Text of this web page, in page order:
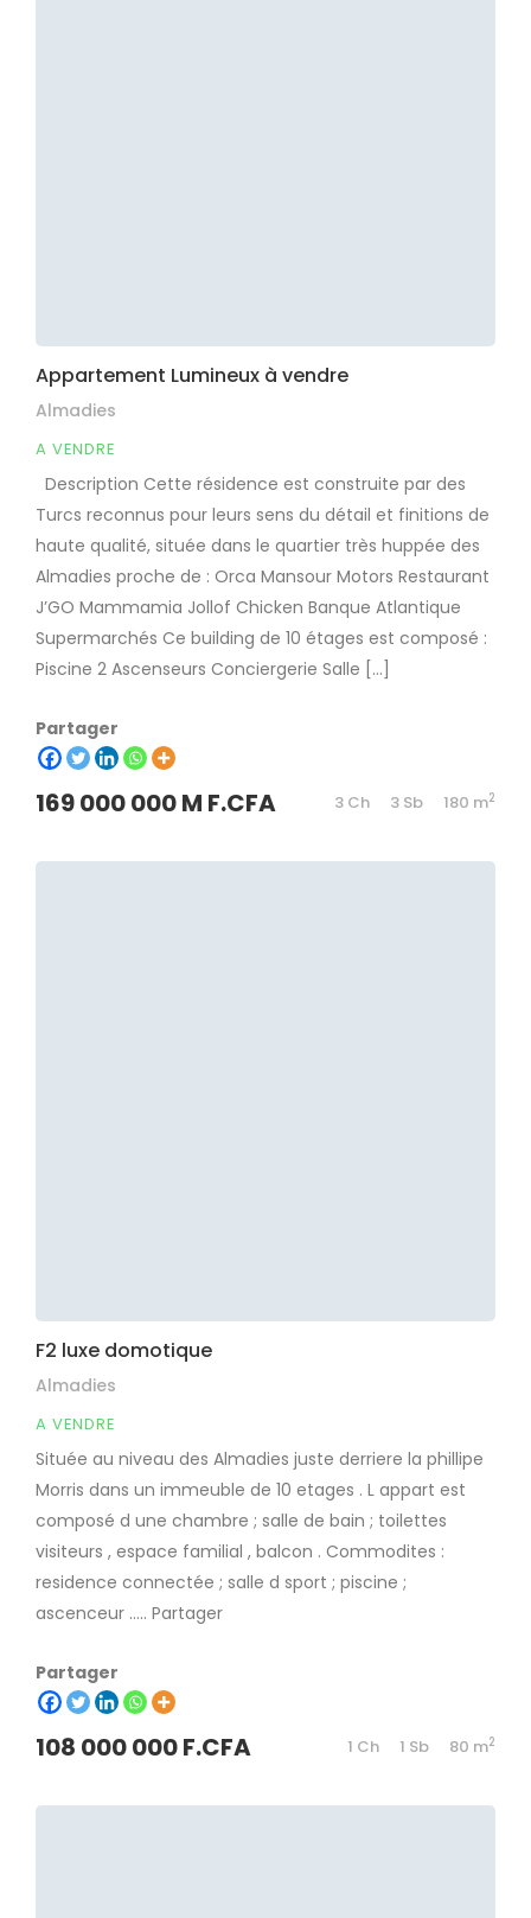
Appartement Lumineux à vendre
Almadies
A VENDRE
Description Cette résidence est construite par des
Turcs reconnus pour leurs sens du détail et finitions de
haute qualité, située dans le quartier très huppée des
Almadies proche de : Orca Mansour Motors Restaurant
J’GO Mammamia Jollof Chicken Banque Atlantique
Supermarchés Ce building de 10 étages est composé :
Piscine 2 Ascenseurs Conciergerie Salle […]
Partager
169 000 000 M F.CFA 3 Ch 3 Sb 180 m2
F2 luxe domotique
Almadies
A VENDRE
Située au niveau des Almadies juste derriere la phillipe
Morris dans un immeuble de 10 etages . L appart est
composé d une chambre ; salle de bain ; toilettes
visiteurs , espace familial , balcon . Commodites :
residence connectée ; salle d sport ; piscine ;
ascenceur ….. Partager
Partager
108 000 000 F.CFA 1 Ch 1 Sb 80 m2